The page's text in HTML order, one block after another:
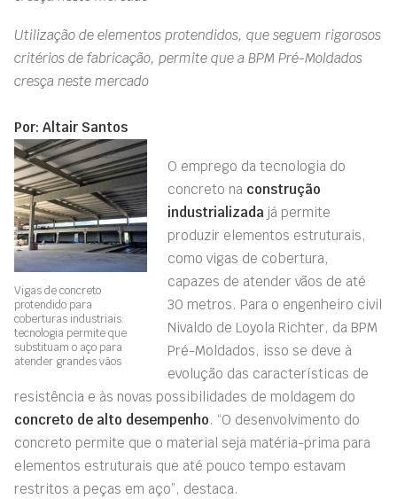
Utilização de elementos protendidos, que seguem rigorosos
critérios de fabricação, permite que a BPM Pré-Moldados
cresça neste mercado
Por: Altair Santos
Vigas de concreto
protendido para
coberturas industriais:
tecnologia permite que
substituam o aço para
atender grandes vãos
O emprego da tecnologia do
concreto na construção
industrializada já permite
produzir elementos estruturais,
como vigas de cobertura,
capazes de atender vãos de até
30 metros. Para o engenheiro civil
Nivaldo de Loyola Richter, da BPM
Pré-Moldados, isso se deve à
evolução das características de
resistência e às novas possibilidades de moldagem do
concreto de alto desempenho. “O desenvolvimento do
concreto permite que o material seja matéria-prima para
elementos estruturais que até pouco tempo estavam
restritos a peças em aço”, destaca.